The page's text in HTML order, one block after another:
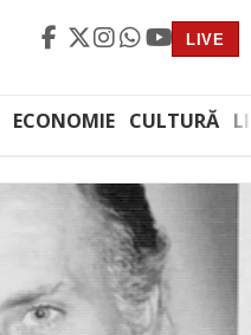
LIVE
ECONOMIE CULTURĂ